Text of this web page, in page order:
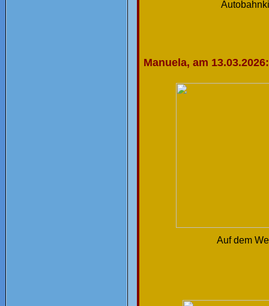
Manuela, am 13.03.2026:
Auf dem